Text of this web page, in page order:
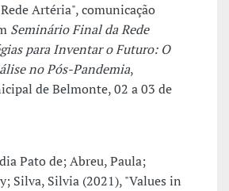
Artéria", comunicação
Seminário Final da Rede
para Inventar o Futuro: O
no Pós-Pandemia,
de Belmonte, 02 a 03 de
Pato de; Abreu, Paula;
Silva, Silvia (2021), "Values in